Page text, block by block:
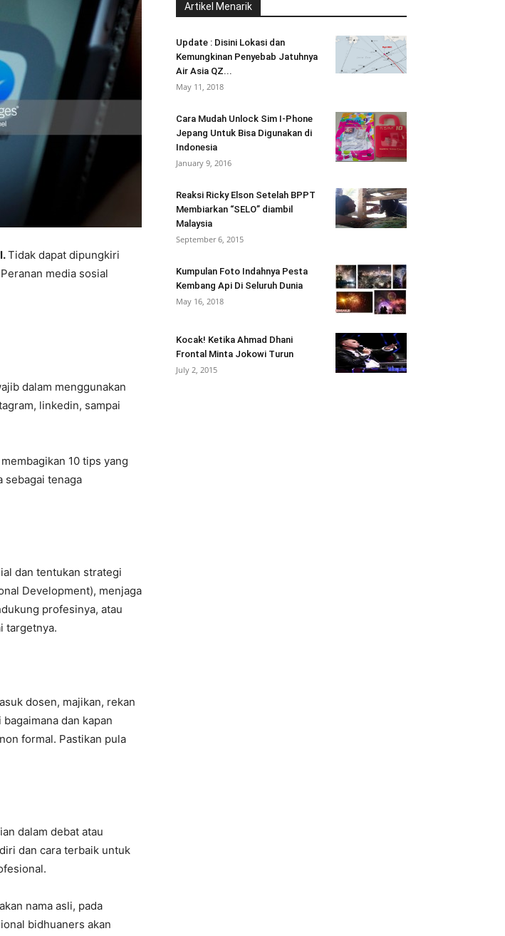
Tidak dapat dipungkiri
media sosial
dalam menggunakan
linkedin, sampai
membagikan 10 tips yang
sebagai tenaga
dan tentukan strategi
Development), menjaga
profesinya, atau
targetnya.
dosen, majikan, rekan
dan kapan
formal. Pastikan pula
dalam debat atau
dan cara terbaik untuk
nama asli, pada
bidhuaners akan
Artikel Menarik
Update : Disini Lokasi dan
Kemungkinan Penyebab Jatuhnya
Air Asia QZ...
May 11, 2018
Cara Mudah Unlock Sim I-Phone
Jepang Untuk Bisa Digunakan di
Indonesia
January 9, 2016
Reaksi Ricky Elson Setelah BPPT
Membiarkan “SELO” diambil
Malaysia
September 6, 2015
Kumpulan Foto Indahnya Pesta
Kembang Api Di Seluruh Dunia
May 16, 2018
Kocak! Ketika Ahmad Dhani
Frontal Minta Jokowi Turun
July 2, 2015